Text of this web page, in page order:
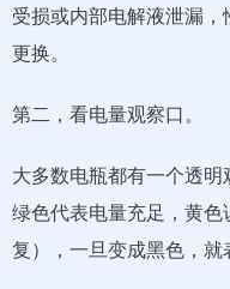
受损或内部电解液泄漏
更换。
第二，看电量观察口。
大多数电瓶都有一个透明
绿色代表电量充足，黄
复），一旦变成黑色，就